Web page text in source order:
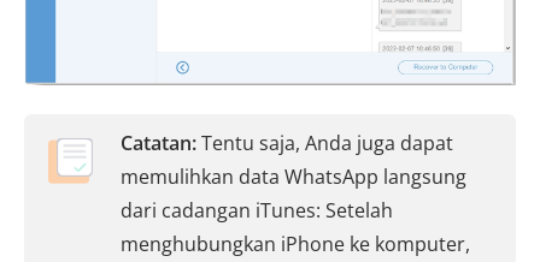
Catatan:Tentu saja, Anda juga dapat
memulihkan data WhatsApp langsung
dari cadangan iTunes: Setelah
menghubungkan iPhone ke komputer,